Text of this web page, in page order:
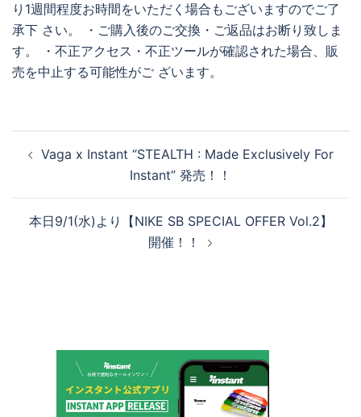
り1週間程度お時間をいただく場合もございますのでご了
承下 さい。 ・ご購入後のご交換・ご返品はお断り致しま
す。 ・不正アクセス・不正ツールが確認された場合、販
売を中止する可能性がご ざいます。
稿
ゲ
Vaga x Instant “STEALTH : Made Exclusively For
Instant” 発売！！
本日9/1(水)より【NIKE SB SPECIAL OFFER Vol.2】
開催！！